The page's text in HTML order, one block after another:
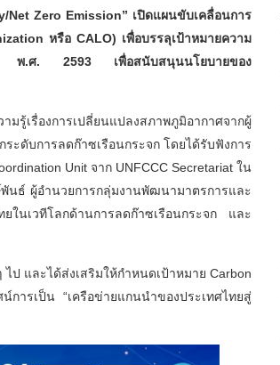
Zero Emission” เปิดแผนขับเคลื่อนการ
หรือ CALO) เพื่อบรรลุเป้าหมายความ
ในปี พ.ศ. 2593 เพื่อสนับสนุนนโยบายของ
รู้เรื่องการเปลี่ยนแปลงสภาพภูมิอากาศจากผู้
ะดับการลดก๊าซเรือนกระจก โดยได้รับฟังการ
Unit จาก UNFCCC Secretariat ใน
พันธ์ ผู้อำนวยการกลุ่มงานพัฒนามาตรการและ
ในเวทีโลกด้านการลดก๊าซเรือนกระจก และ
และได้ส่งเสริมให้กำหนดเป้าหมาย Carbon
การเป็น “เครือข่ายแกนนำของประเทศไทยสู่